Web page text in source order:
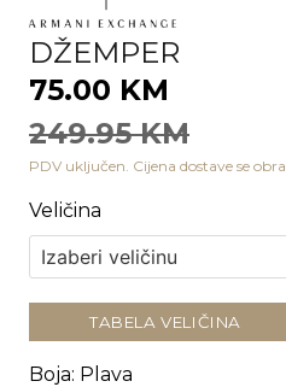
DŽEMPER
75.00 KM
249.95 KM
PDV uključen. Cijena dostave se
Veličina
TABELA VELIČINA
Boja: Plava